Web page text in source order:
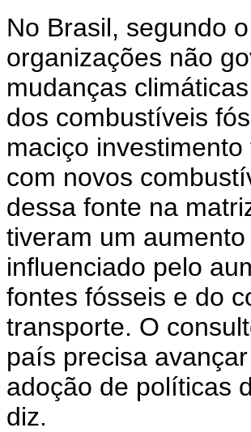
No Brasil, segundo
organizações não
mudanças
dos combustíveis
maciço
com novos
dessa fonte na
tiveram um
influenciado pelo
fontes fósseis e do
transporte. O
país precisa
adoção de políticas
diz.